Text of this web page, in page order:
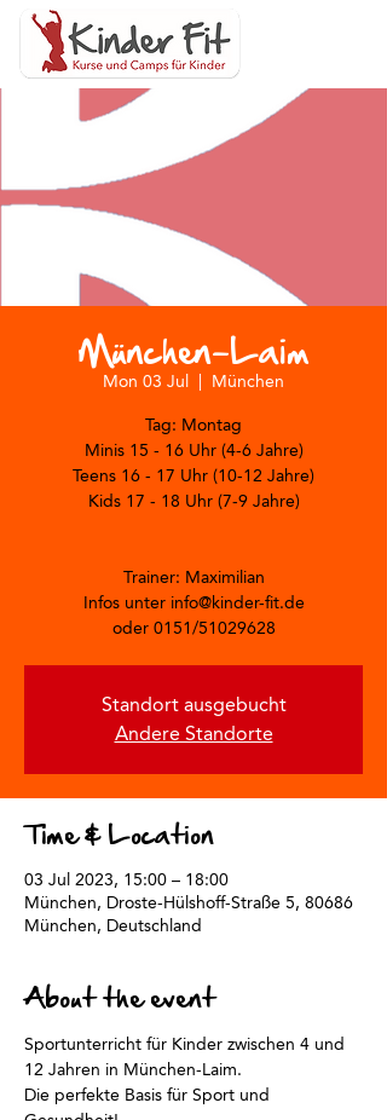
München-Laim
Mon 03 Jul München
Tag: Montag
Minis 15 - 16 Uhr (4-6 Jahre)
Teens 16 - 17 Uhr (10-12 Jahre)
Kids 17 - 18 Uhr (7-9 Jahre)
Trainer: Maximilian
Infos unter info@kinder-fit.de
oder 0151/51029628
Standort ausgebucht
Andere Standorte
Time & Location
03 Jul 2023, 15:00 – 18:00
München, Droste-Hülshoff-Straße 5, 80686
München, Deutschland
About the event
Sportunterricht für Kinder zwischen 4 und
12 Jahren in München-Laim.
Die perfekte Basis für Sport und